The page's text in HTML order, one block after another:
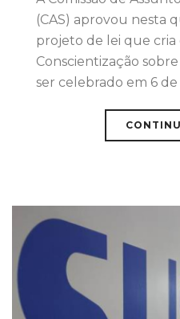
(CAS) aprovou nesta
projeto de lei que cria
Conscientização
ser celebrado em 6 de